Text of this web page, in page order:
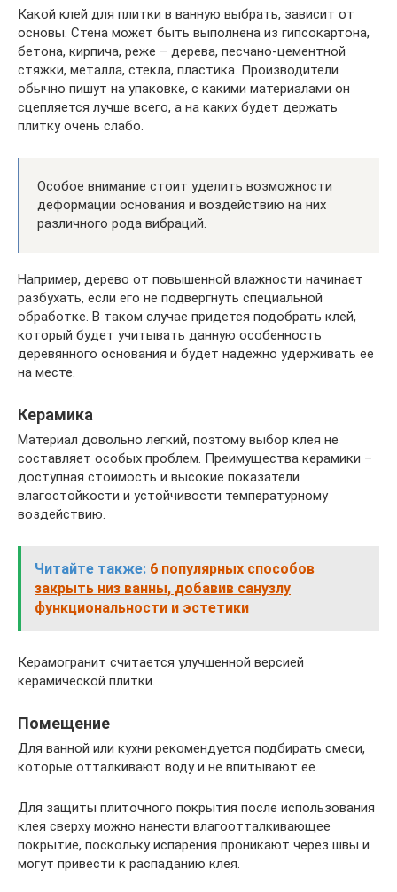
Какой клей для плитки в ванную выбрать, зависит от
основы. Стена может быть выполнена из гипсокартона,
бетона, кирпича, реже – дерева, песчано-цементной
стяжки, металла, стекла, пластика. Производители
обычно пишут на упаковке, с какими материалами он
сцепляется лучше всего, а на каких будет держать
плитку очень слабо.
Особое внимание стоит уделить возможности
деформации основания и воздействию на них
различного рода вибраций.
Например, дерево от повышенной влажности начинает
разбухать, если его не подвергнуть специальной
обработке. В таком случае придется подобрать клей,
который будет учитывать данную особенность
деревянного основания и будет надежно удерживать ее
на месте.
Керамика
Материал довольно легкий, поэтому выбор клея не
составляет особых проблем. Преимущества керамики –
доступная стоимость и высокие показатели
влагостойкости и устойчивости температурному
воздействию.
Читайте также: 6 популярных способов
закрыть низ ванны, добавив санузлу
функциональности и эстетики
Керамогранит считается улучшенной версией
керамической плитки.
Помещение
Для ванной или кухни рекомендуется подбирать смеси,
которые отталкивают воду и не впитывают ее.
Для защиты плиточного покрытия после использования
клея сверху можно нанести влагоотталкивающее
покрытие, поскольку испарения проникают через швы и
могут привести к распаданию клея.